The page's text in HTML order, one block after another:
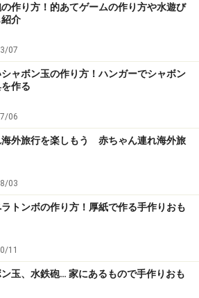
作り方！的あてゲームの作り方や水遊び
介
07
ャボン玉の作り方！ハンガーでシャボン
作る
06
海外旅行を楽しもう 赤ちゃん連れ海外旅
03
トンボの作り方！厚紙で作る手作りおも
11
玉、水鉄砲… 家にあるもので手作りおも